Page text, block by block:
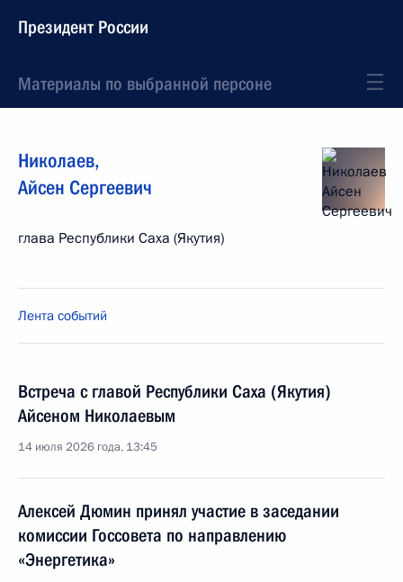
Президент России
Материалы по выбранной персоне
Николаев,
Айсен Сергеевич
глава Республики Саха (Якутия)
Лента событий
Встреча с главой Республики Саха (Якутия)
Айсеном Николаевым
14 июля 2026 года, 13:45
Алексей Дюмин принял участие в заседании
комиссии Госсовета по направлению
«Энергетика»